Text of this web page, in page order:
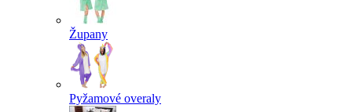
Župany
Pyžamové overaly